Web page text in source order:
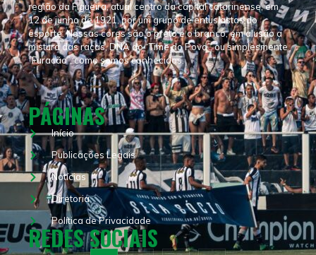
região da Figueira, atual centro da capital catarinense, em
12 de junho de 1921, por um grupo de entusiastas do
esporte. Nossas cores são o preto e o branco, em alusão a
mistura das raças, DNA do “Time do Povo”, ou simplesmente
“Furacão”, como somos conhecidos.
PÁGINAS
Início
Publicações Legais
Notícias
Diretoria
Política de Privacidade
REDES SOCIAIS